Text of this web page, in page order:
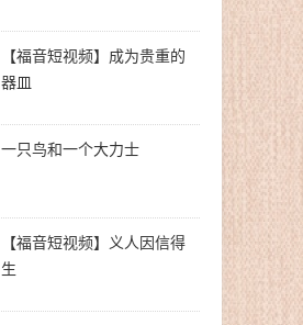
【福音短视频】成为贵重的
器皿
一只鸟和一个大力士
【福音短视频】义人因信得
生